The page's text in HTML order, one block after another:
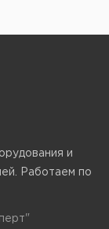
и
Работаем по